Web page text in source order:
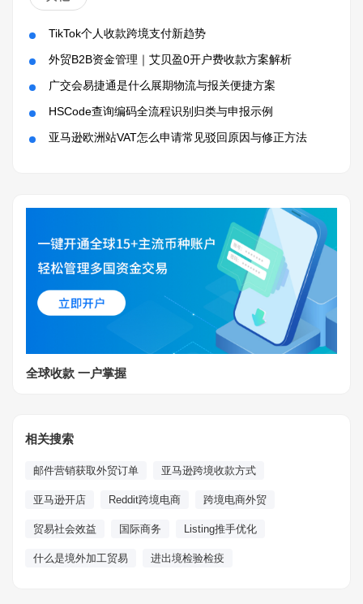
TikTok个人收款跨境支付新趋势
外贸B2B资金管理｜艾贝盈0开户费收款方案解析
广交会易捷通是什么展期物流与报关便捷方案
HSCode查询编码全流程识别归类与申报示例
亚马逊欧洲站VAT怎么申请常见驳回原因与修正方法
全球收款 一户掌握
相关搜索
邮件营销获取外贸订单 亚马逊跨境收款方式
亚马逊开店 Reddit跨境电商 跨境电商外贸
贸易社会效益 国际商务 Listing推手优化
什么是境外加工贸易 进出境检验检疫